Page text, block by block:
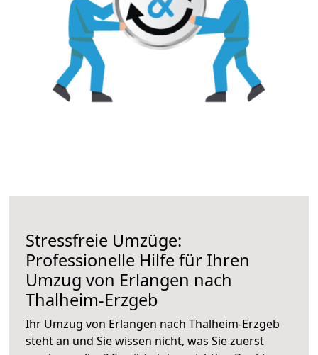
Stressfreie Umzüge:
Professionelle Hilfe für Ihren
Umzug von Erlangen nach
Thalheim-Erzgeb
Ihr Umzug von Erlangen nach Thalheim-Erzgeb
steht an und Sie wissen nicht, was Sie zuerst